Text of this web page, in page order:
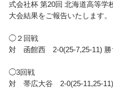
式会社杯 第20回 北海道高等学
大会結果をご報告いたします。
◯２回戦
対 函館西 2-0(25-7,25-11) 勝
◯3回戦
対 帯広大谷 2-0(25-11,25-11)